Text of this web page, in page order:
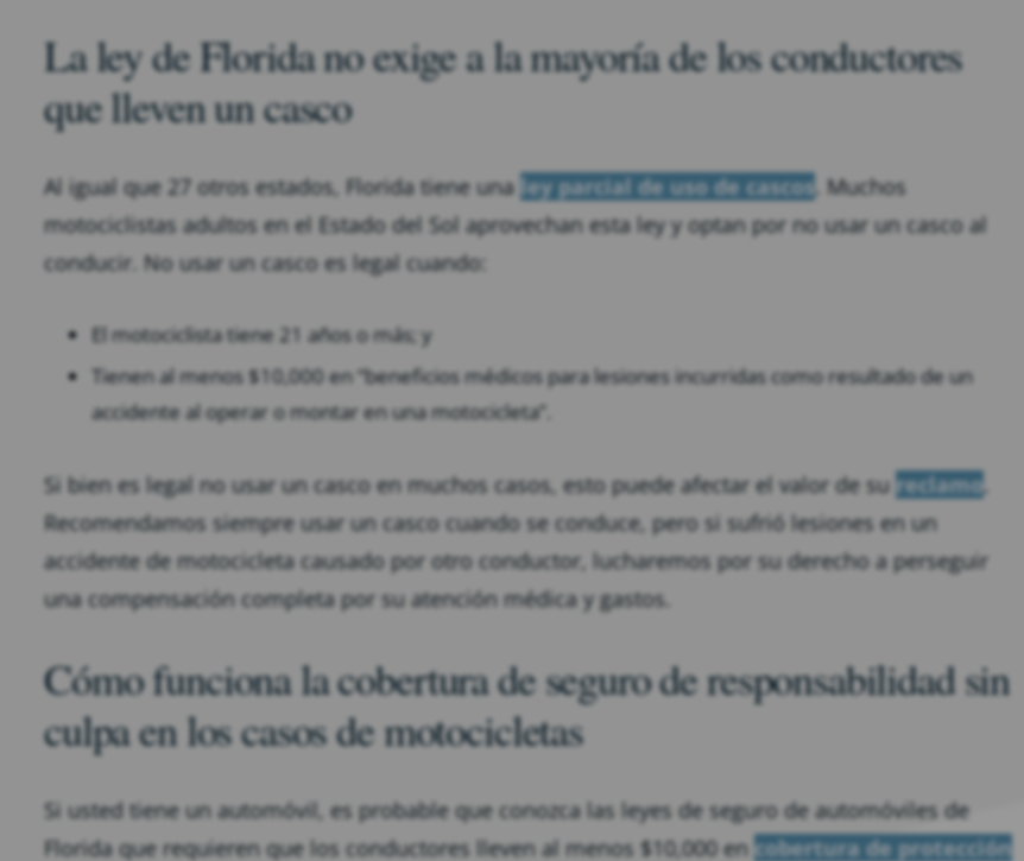
La ley de Florida no exige a la mayoría de los conductores
que lleven un casco
Al igual que 27 otros estados, Florida tiene una ley parcial de uso de cascos . Muchos
motociclistas adultos en el Estado del Sol aprovechan esta ley y optan por no usar un casco al
conducir. No usar un casco es legal cuando:
El motociclista tiene 21 años o más; y
Tienen al menos $10,000 en “beneficios médicos para lesiones incurridas como resultado de un
accidente al operar o montar en una motocicleta”.
Si bien es legal no usar un casco en muchos casos, esto puede afectar el valor de su reclamo
Recomendamos siempre usar un casco cuando se conduce, pero si sufrió lesiones en un
accidente de motocicleta causado por otro conductor, lucharemos por su derecho a perseguir
una compensación completa por su atención médica y gastos.
Cómo funciona la cobertura de seguro de responsabilidad sin
culpa en los casos de motocicletas
Si usted tiene un automóvil, es probable que conozca las leyes de seguro de automóviles de
Florida que requieren que los conductores lleven al menos $10,000 en cobertura de protección